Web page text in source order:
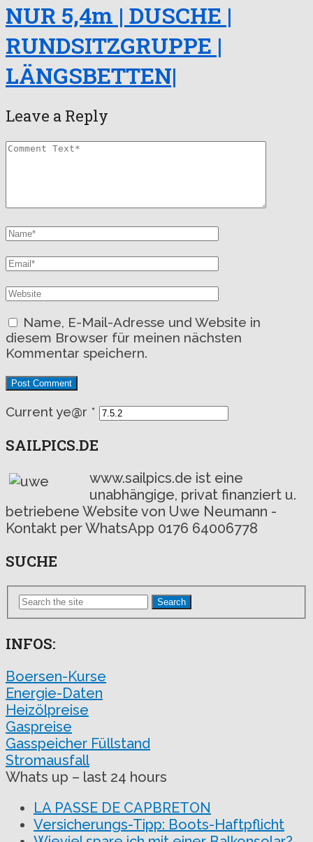
NUR 5,4m | DUSCHE |
RUNDSITZGRUPPE |
LÄNGSBETTEN|
Leave a Reply
Name, E-Mail-Adresse und Website in
diesem Browser für meinen nächsten
Kommentar speichern.
Current ye@r *
SAILPICS.DE
www.sailpics.de ist eine
unabhängige, privat finanziert u.
betriebene Website von Uwe Neumann -
Kontakt per WhatsApp 0176 64006778
SUCHE
Search
INFOS:
Boersen-Kurse
Energie-Daten
Heizölpreise
Gaspreise
Gasspeicher Füllstand
Stromausfall
Whats up – last 24 hours
LA PASSE DE CAPBRETON
Versicherungs-Tipp: Boots-Haftpflicht